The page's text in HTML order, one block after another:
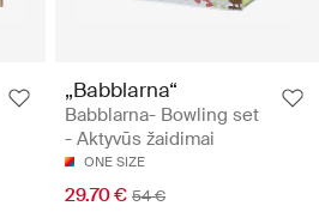
„Babblarna“
Babblarna- Bowling set
- Aktyvūs žaidimai
ONE SIZE
29.70 € 54 €